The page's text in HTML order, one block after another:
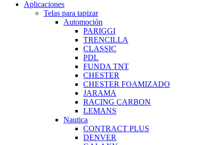
Aplicaciones
Telas para tapizar
Automoción
PARIGGI
TRENCILLA
CLASSIC
PDL
FUNDA TNT
CHESTER
CHESTER FOAMIZADO
JARAMA
RACING CARBON
LEMANS
Nautica
CONTRACT PLUS
DENVER